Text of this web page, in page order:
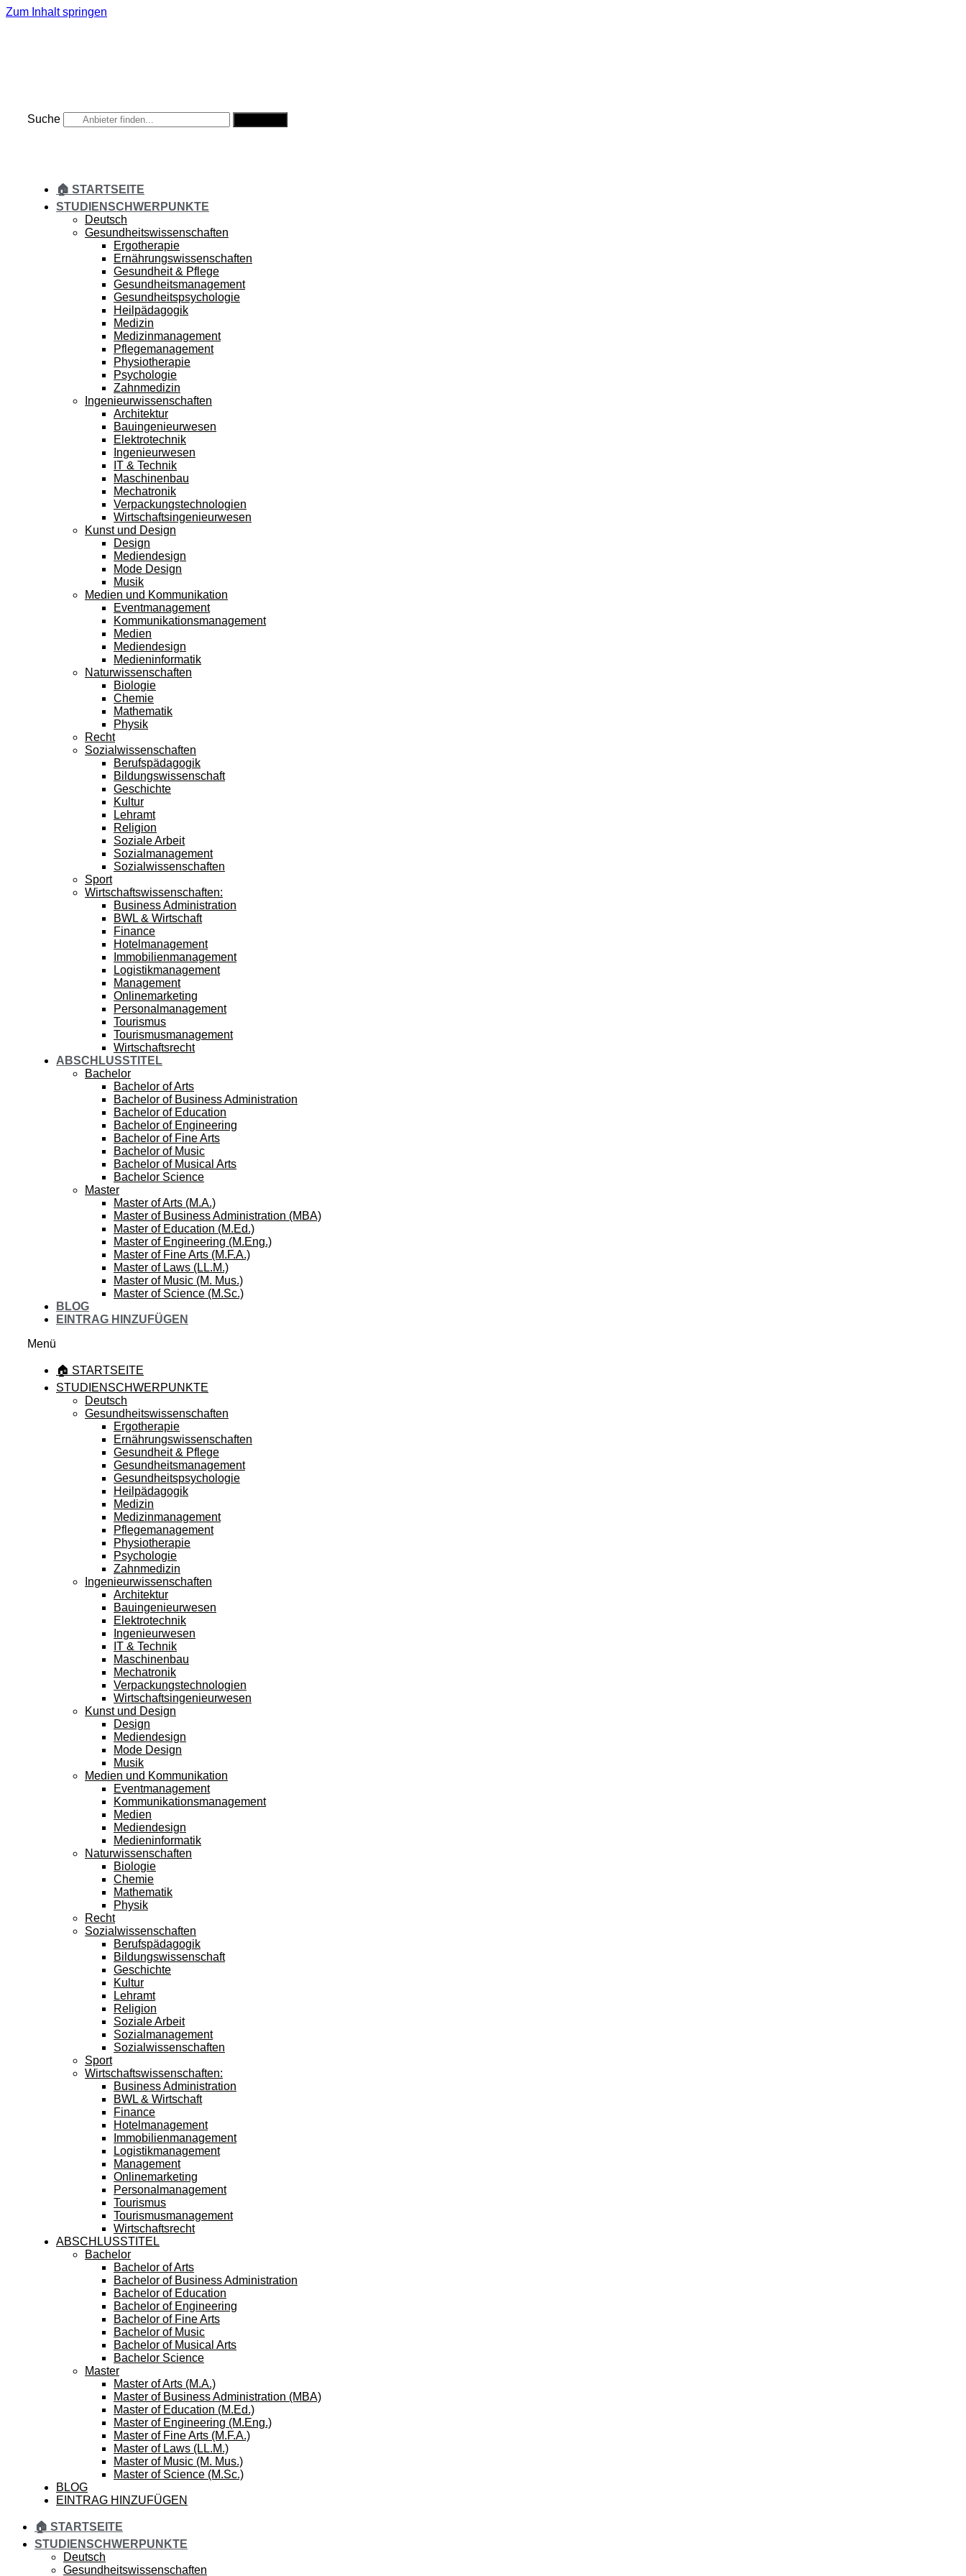
Zum Inhalt springen
Suche
🏠 STARTSEITE
STUDIENSCHWERPUNKTE
Deutsch
Gesundheitswissenschaften
Ergotherapie
Ernährungswissenschaften
Gesundheit & Pflege
Gesundheitsmanagement
Gesundheitspsychologie
Heilpädagogik
Medizin
Medizinmanagement
Pflegemanagement
Physiotherapie
Psychologie
Zahnmedizin
Ingenieurwissenschaften
Architektur
Bauingenieurwesen
Elektrotechnik
Ingenieurwesen
IT & Technik
Maschinenbau
Mechatronik
Verpackungstechnologien
Wirtschaftsingenieurwesen
Kunst und Design
Design
Mediendesign
Mode Design
Musik
Medien und Kommunikation
Eventmanagement
Kommunikationsmanagement
Medien
Mediendesign
Medieninformatik
Naturwissenschaften
Biologie
Chemie
Mathematik
Physik
Recht
Sozialwissenschaften
Berufspädagogik
Bildungswissenschaft
Geschichte
Kultur
Lehramt
Religion
Soziale Arbeit
Sozialmanagement
Sozialwissenschaften
Sport
Wirtschaftswissenschaften:
Business Administration
BWL & Wirtschaft
Finance
Hotelmanagement
Immobilienmanagement
Logistikmanagement
Management
Onlinemarketing
Personalmanagement
Tourismus
Tourismusmanagement
Wirtschaftsrecht
ABSCHLUSSTITEL
Bachelor
Bachelor of Arts
Bachelor of Business Administration
Bachelor of Education
Bachelor of Engineering
Bachelor of Fine Arts
Bachelor of Music
Bachelor of Musical Arts
Bachelor Science
Master
Master of Arts (M.A.)
Master of Business Administration (MBA)
Master of Education (M.Ed.)
Master of Engineering (M.Eng.)
Master of Fine Arts (M.F.A.)
Master of Laws (LL.M.)
Master of Music (M. Mus.)
Master of Science (M.Sc.)
BLOG
EINTRAG HINZUFÜGEN
Menü
🏠 STARTSEITE
STUDIENSCHWERPUNKTE
Deutsch
Gesundheitswissenschaften
Ergotherapie
Ernährungswissenschaften
Gesundheit & Pflege
Gesundheitsmanagement
Gesundheitspsychologie
Heilpädagogik
Medizin
Medizinmanagement
Pflegemanagement
Physiotherapie
Psychologie
Zahnmedizin
Ingenieurwissenschaften
Architektur
Bauingenieurwesen
Elektrotechnik
Ingenieurwesen
IT & Technik
Maschinenbau
Mechatronik
Verpackungstechnologien
Wirtschaftsingenieurwesen
Kunst und Design
Design
Mediendesign
Mode Design
Musik
Medien und Kommunikation
Eventmanagement
Kommunikationsmanagement
Medien
Mediendesign
Medieninformatik
Naturwissenschaften
Biologie
Chemie
Mathematik
Physik
Recht
Sozialwissenschaften
Berufspädagogik
Bildungswissenschaft
Geschichte
Kultur
Lehramt
Religion
Soziale Arbeit
Sozialmanagement
Sozialwissenschaften
Sport
Wirtschaftswissenschaften:
Business Administration
BWL & Wirtschaft
Finance
Hotelmanagement
Immobilienmanagement
Logistikmanagement
Management
Onlinemarketing
Personalmanagement
Tourismus
Tourismusmanagement
Wirtschaftsrecht
ABSCHLUSSTITEL
Bachelor
Bachelor of Arts
Bachelor of Business Administration
Bachelor of Education
Bachelor of Engineering
Bachelor of Fine Arts
Bachelor of Music
Bachelor of Musical Arts
Bachelor Science
Master
Master of Arts (M.A.)
Master of Business Administration (MBA)
Master of Education (M.Ed.)
Master of Engineering (M.Eng.)
Master of Fine Arts (M.F.A.)
Master of Laws (LL.M.)
Master of Music (M. Mus.)
Master of Science (M.Sc.)
BLOG
EINTRAG HINZUFÜGEN
🏠 STARTSEITE
STUDIENSCHWERPUNKTE
Deutsch
Gesundheitswissenschaften